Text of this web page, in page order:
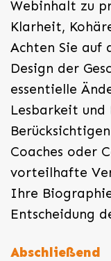
Webinhalt zu
Klarheit,
Achten Sie auf
Design der
essentielle
Lesbarkeit und
Coaches oder
vorteilhafte
Ihre
Entscheidung
Abschließend